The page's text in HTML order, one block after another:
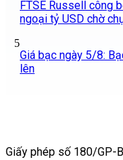
FTSE Russell công
ngoại tỷ USD chờ
5
Giá bạc ngày 5/8:
lên
Giấy phép số 180/GP-